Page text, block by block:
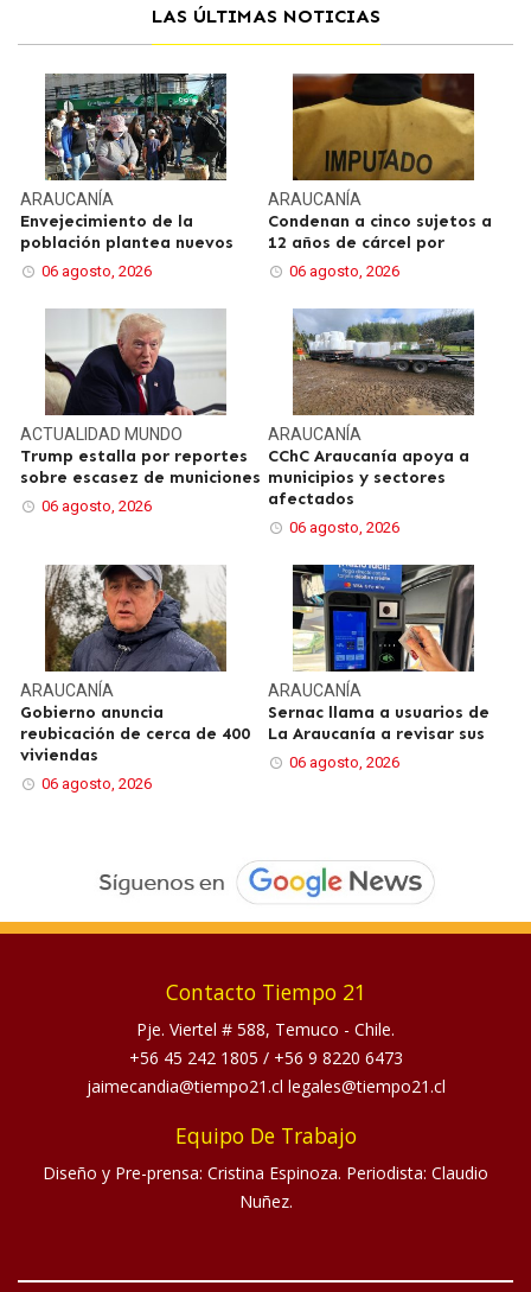
LAS ÚLTIMAS NOTICIAS
ARAUCANÍA
Envejecimiento de la
población plantea nuevos
06 agosto, 2026
ARAUCANÍA
Condenan a cinco sujetos a
12 años de cárcel por
06 agosto, 2026
ACTUALIDAD MUNDO
Trump estalla por reportes
sobre escasez de municiones
06 agosto, 2026
ARAUCANÍA
CChC Araucanía apoya a
municipios y sectores
afectados
06 agosto, 2026
ARAUCANÍA
Gobierno anuncia
reubicación de cerca de 400
viviendas
06 agosto, 2026
ARAUCANÍA
Sernac llama a usuarios de
La Araucanía a revisar sus
06 agosto, 2026
Contacto Tiempo 21
Pje. Viertel # 588, Temuco - Chile.
+56 45 242 1805 / +56 9 8220 6473
jaimecandia@tiempo21.cl legales@tiempo21.cl
Equipo De Trabajo
Diseño y Pre-prensa: Cristina Espinoza. Periodista: Claudio
Nuñez.